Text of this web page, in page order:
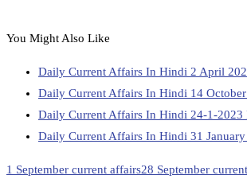
You Might Also Like
Daily Current Affairs In Hindi 2 April
Daily Current Affairs In Hindi 14 October
Daily Current Affairs In Hindi 24-1-2023
Daily Current Affairs In Hindi 31 January
1 September current affairs28 September